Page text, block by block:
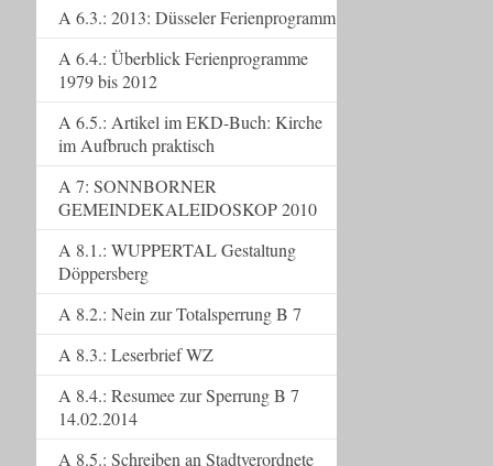
A 6.3.: 2013: Düsseler Ferienprogramm
A 6.4.: Überblick Ferienprogramme
1979 bis 2012
A 6.5.: Artikel im EKD-Buch: Kirche
im Aufbruch praktisch
A 7: SONNBORNER
GEMEINDEKALEIDOSKOP 2010
A 8.1.: WUPPERTAL Gestaltung
Döppersberg
A 8.2.: Nein zur Totalsperrung B 7
A 8.3.: Leserbrief WZ
A 8.4.: Resumee zur Sperrung B 7
14.02.2014
A 8.5.: Schreiben an Stadtverordnete